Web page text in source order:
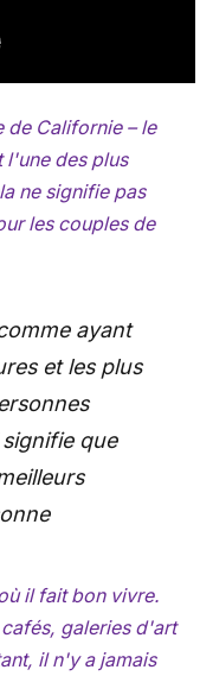
Californie – le
l'une des plus
ne signifie pas
les couples de
ayant
et les plus
que
il fait bon vivre.
galeries d'art
il n'y a jamais